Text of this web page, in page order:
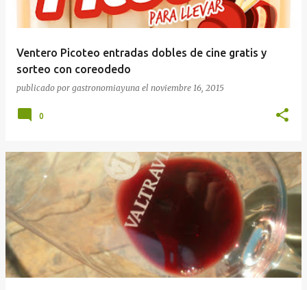
Ventero Picoteo entradas dobles de cine gratis y
sorteo con coreodedo
publicado por gastronomiayuna el noviembre 16, 2015
0